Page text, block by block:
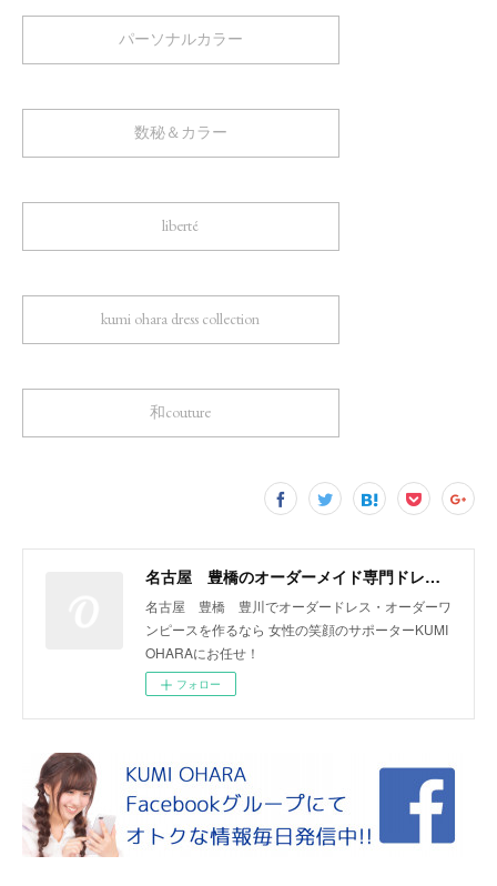
パーソナルカラー
数秘＆カラー
liberté
kumi ohara dress collection
和couture
名古屋 豊橋のオーダーメイド専門ドレスデザイナー KUMI OHARA
名古屋 豊橋 豊川でオーダードレス・オーダーワ
ンピースを作るなら 女性の笑顔のサポーターKUMI
OHARAにお任せ！
フォロー